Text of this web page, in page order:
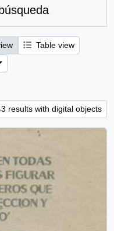
Table view
results with digital objects